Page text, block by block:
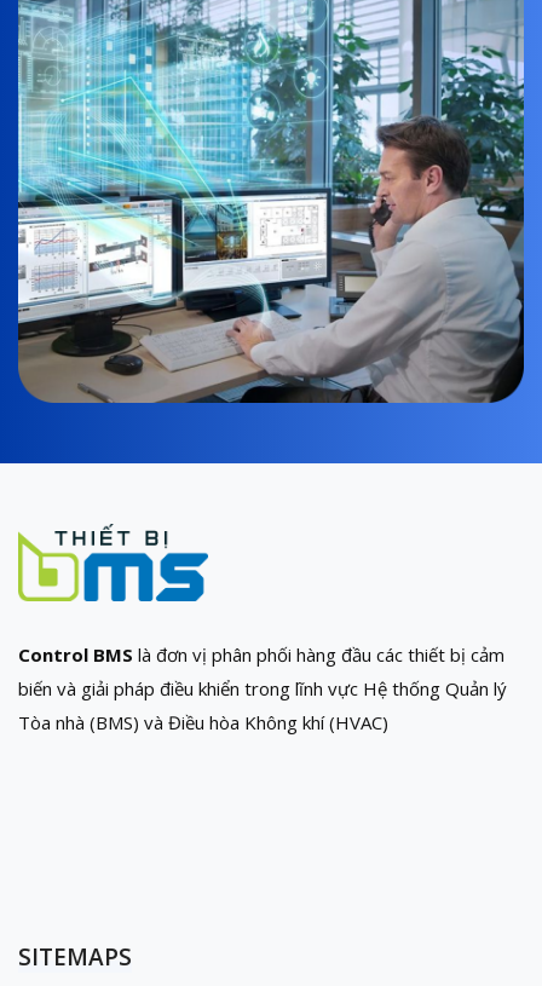
Control BMS là đơn vị phân phối hàng đầu các thiết bị cảm
biến và giải pháp điều khiển trong lĩnh vực Hệ thống Quản lý
Tòa nhà (BMS) và Điều hòa Không khí (HVAC)
SITEMAPS